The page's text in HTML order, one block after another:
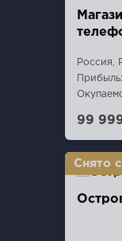
Россия,
99